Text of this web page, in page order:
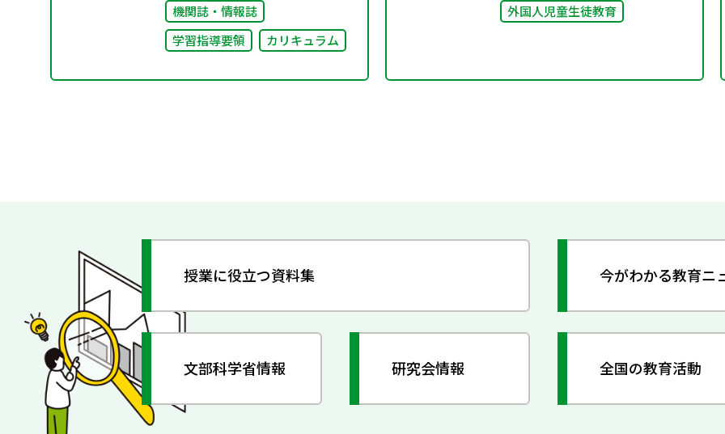
機関誌・情報誌
学習指導要領
カリキュラム
外国人児童生徒教育
授業に役立つ資料集 今がわかる教育ニ
文部科学省情報 研究会情報 全国の教育活動